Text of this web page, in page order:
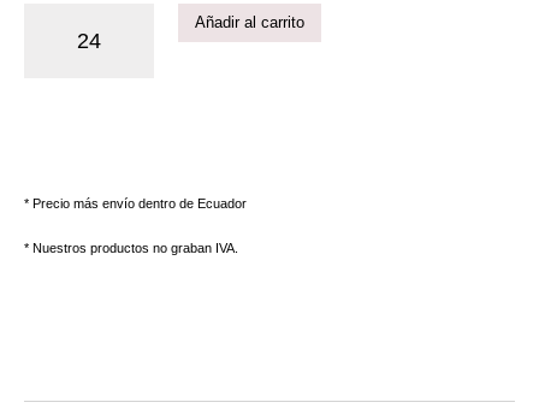
Añadir al carrito
* Precio más envío dentro de Ecuador
* Nuestros productos no graban IVA.